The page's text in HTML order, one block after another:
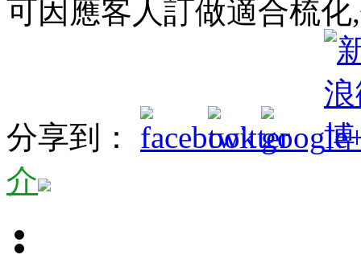
可因應客人訂做適合梳
分享到：
介